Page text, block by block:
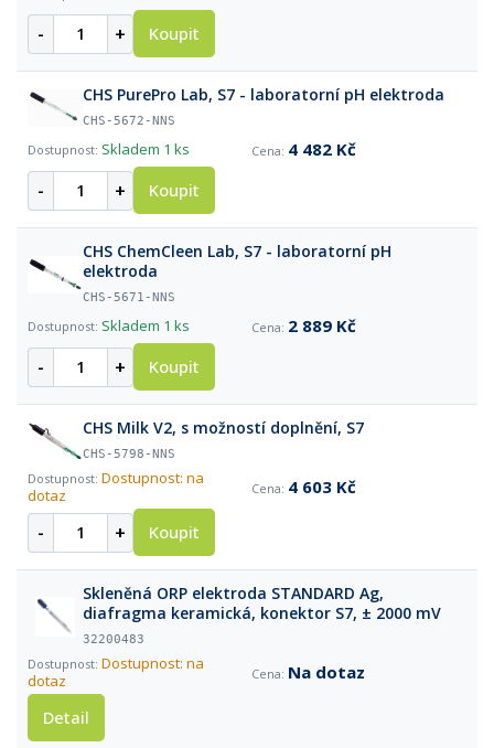
- + Koupit
CHS PurePro Lab, S7 - laboratorní pH elektroda
CHS-5672-NNS
Skladem 1 ks 4 482 Kč
- + Koupit
CHS ChemCleen Lab, S7 - laboratorní pH
elektroda
CHS-5671-NNS
Skladem 1 ks 2 889 Kč
- + Koupit
CHS Milk V2, s možností doplnění, S7
CHS-5798-NNS
Dostupnost: na
dotaz
4 603 Kč
- + Koupit
Skleněná ORP elektroda STANDARD Ag,
diafragma keramická, konektor S7, ± 2000 mV
32200483
Dostupnost: na
dotaz
Na dotaz
Detail